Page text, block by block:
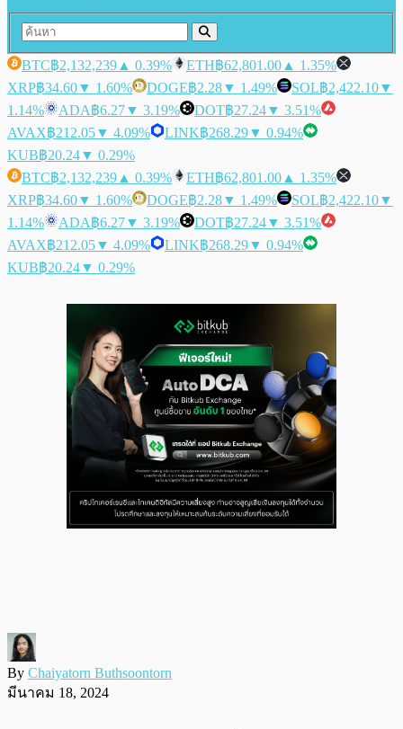
BTC฿2,132,239 ▲ 0.39% ETH฿62,801.00 ▲ 1.35%
XRP฿34.60▼ 1.60% DOGE฿2.28▼ 1.49% SOL฿2,422.10▼
1.14%
ADA฿6.27▼ 3.19% DOT฿27.24▼ 3.51%
AVAX฿212.05▼ 4.09% LINK฿268.29▼ 0.94%
KUB฿20.24▼ 0.29%
BTC฿2,132,239 ▲ 0.39% ETH฿62,801.00 ▲ 1.35%
XRP฿34.60▼ 1.60% DOGE฿2.28▼ 1.49% SOL฿2,422.10▼
1.14%
ADA฿6.27▼ 3.19% DOT฿27.24▼ 3.51%
AVAX฿212.05▼ 4.09% LINK฿268.29▼ 0.94%
KUB฿20.24▼ 0.29%
By Chaiyatorn Buthsoontorn
มีนาคม 18, 2024